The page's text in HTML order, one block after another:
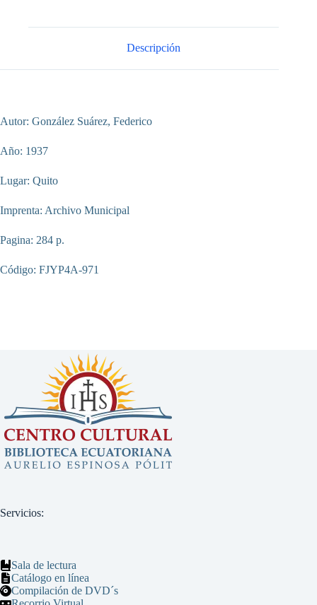
Descripción
Autor: González Suárez, Federico
Año: 1937
Lugar: Quito
Imprenta: Archivo Municipal
Pagina: 284 p.
Código: FJYP4A-971
Servicios:
Sala de lectura
Catálogo en línea
Compilación de DVD´s